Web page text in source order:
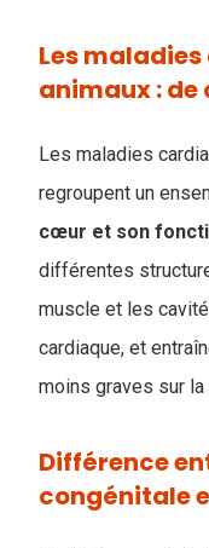
Les
animaux :
Les maladies
regroupent un
cœur et son
différentes
muscle et les
cardiaque, et
moins graves sur la
Différence
congénitale